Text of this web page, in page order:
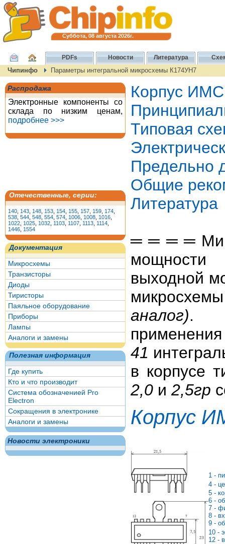
Суббота, 08 августа 2026г.
PDFs Новости Литература
Чипинфо Параметры интегральной микросхемы К174УН7
Распродажа
Электронные компоненты со
склада по низким ценам,
подробнее >>>
Отечественные, серии:
140 143 148 153 154 155 157 159 174
538 544 548 554 574 1006 1008 1016
1022 1025 1032 1103 1107 1113 1114
1446 1554
Документация
Микросхемы
Транзисторы
Диоды
Тиристоры
Паяльное оборудование
Приборы
Лампы
Аналоги и замены
Полезная информация
Где купить
Кто и что производит
Система обозначенией Pro
Electron
Сокращения в электронике
Аналоги и замены
Новости электроники
Корпус
Типовая
Предельно
Общие
Литература
═ ═ ═ ═
мощности
выходной
аналог).
41
в корпусе
2,0 и 2,5гр
Корпус
1 -
4 -
5 -
6 -
7 -
8 -
9 -
10 -
12 -